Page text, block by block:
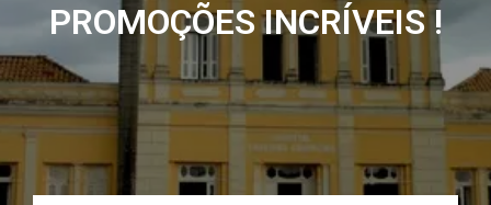
PROMOÇÕES INCRÍVEIS !